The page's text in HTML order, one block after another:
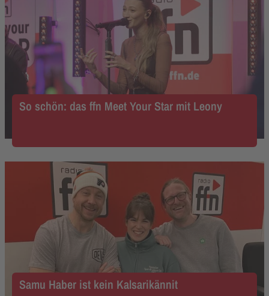
So schön: das ffn Meet Your Star mit Leony
Samu Haber ist kein Kalsarikännit